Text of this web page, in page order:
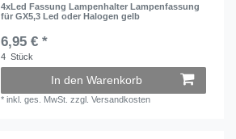
4xLed Fassung Lampenhalter Lampenfassung
für GX5,3 Led oder Halogen gelb
6,95 € *
4 Stück
In den Warenkorb
*inkl. ges. MwSt. zzgl.Versandkosten